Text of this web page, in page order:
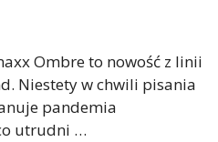
Ombre to nowość z linii
Niestety w chwili pisania
pandemia
utrudni …